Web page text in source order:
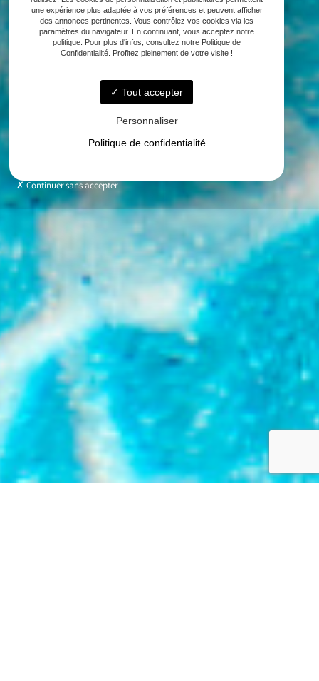
une expérience plus adaptée à vos préférences et peuvent afficher
des annonces pertinentes. Vous contrôlez vos cookies via les
paramètres du navigateur. En continuant, vous acceptez notre
politique. Pour plus d'infos, consultez notre Politique de
Confidentialité. Profitez pleinement de votre visite !
Tout accepter
Personnaliser
Politique de confidentialité
Continuer sans accepter